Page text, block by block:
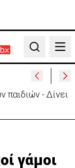
Search
- Τουλάχιστον
γάμοι